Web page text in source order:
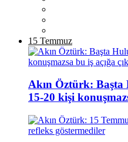
15 Temmuz
Akın Öztürk:
15-20 kişi